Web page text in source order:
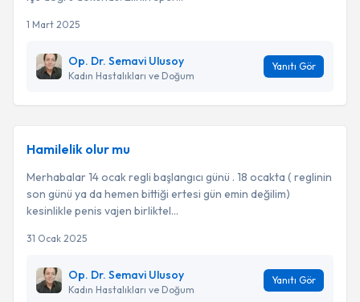
1 Mart 2025
Op. Dr. Semavi Ulusoy
Kadın Hastalıkları ve Doğum
Yanıtı Gör
Hamilelik olur mu
Merhabalar 14 ocak regli başlangıcı günü . 18 ocakta ( reglinin
son günü ya da hemen bittiği ertesi gün emin değilim)
kesinlikle penis vajen birliktel...
31 Ocak 2025
Op. Dr. Semavi Ulusoy
Kadın Hastalıkları ve Doğum
Yanıtı Gör